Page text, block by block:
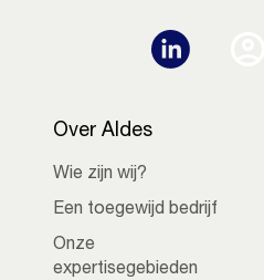
Over Aldes
Wie zijn wij?
Een toegewijd bedrijf
Onze
expertisegebieden